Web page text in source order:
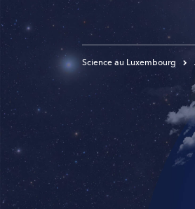
Science au Luxembourg